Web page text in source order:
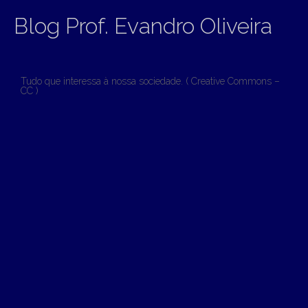
Blog Prof. Evandro Oliveira
Tudo que interessa à nossa sociedade. ( Creative Commons –
CC )